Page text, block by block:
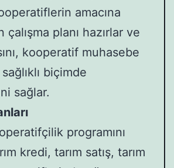
amacına
planı hazırlar ve
kooperatif muhasebe
biçimde
sağlar.
programını
kredi, tarım satış, tarım